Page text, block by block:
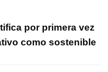
por primera vez
como sostenible